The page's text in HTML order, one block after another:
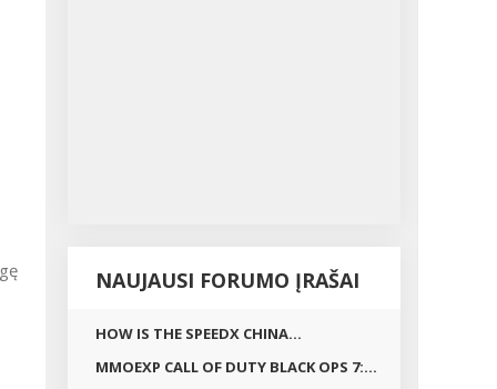
NAUJAUSI FORUMO ĮRAŠAI
HOW IS THE SPEEDX CHINA...
MMOEXP CALL OF DUTY BLACK OPS 7:...